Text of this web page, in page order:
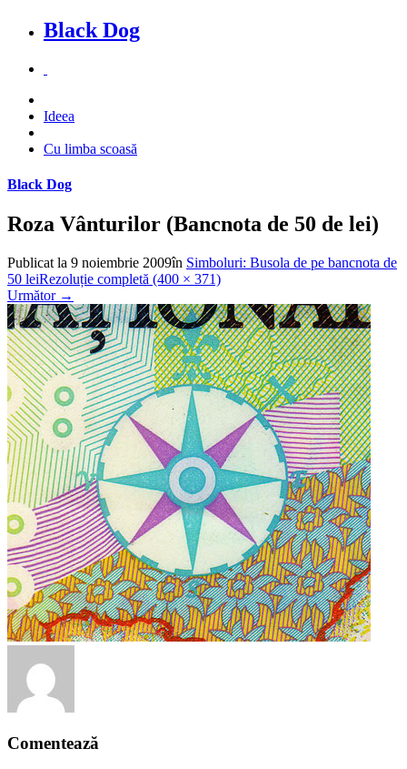
Black Dog
Ideea
Cu limba scoasă
Black Dog
Roza Vânturilor (Bancnota de 50 de lei)
Publicat la 9 noiembrie 2009în Simboluri: Busola de pe bancnota de
50 leiRezoluție completă (400 × 371)
Următor →
Comentează